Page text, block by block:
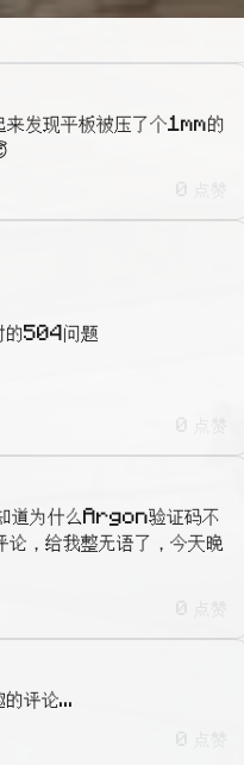
发现平板被压了个1mm的
的504问题
道为什么Argon验证码不
，给我整无语了，今天晚
评论...